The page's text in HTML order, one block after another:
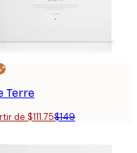
Terre
de $111.75$149